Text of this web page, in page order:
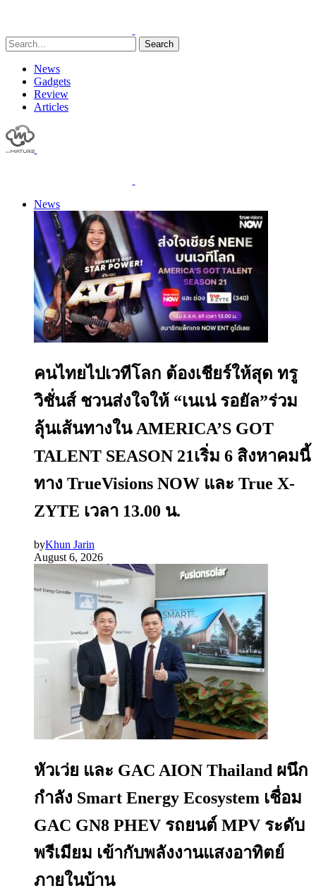
Search
News
Gadgets
Review
Articles
News
คนไทยไปเวทีโลก ต้องเชียร์ให้สุด ทรู
วิชั่นส์ ชวนส่งใจให้ “เนเน่ รอยัล”ร่วม
ลุ้นเส้นทางใน AMERICA’S GOT
TALENT SEASON 21เริ่ม 6 สิงหาคมนี้
ทาง TrueVisions NOW และ True X-
ZYTE เวลา 13.00 น.
byKhun Jarin
August 6, 2026
หัวเว่ย และ GAC AION Thailand ผนึก
กำลัง Smart Energy Ecosystem เชื่อม
GAC GN8 PHEV รถยนต์ MPV ระดับ
พรีเมียม เข้ากับพลังงานแสงอาทิตย์
ภายในบ้าน